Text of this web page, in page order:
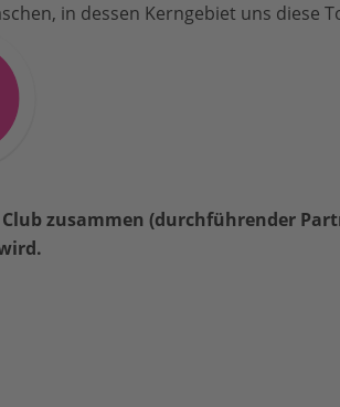
in dessen Kerngebiet uns diese
zusammen (durchführender